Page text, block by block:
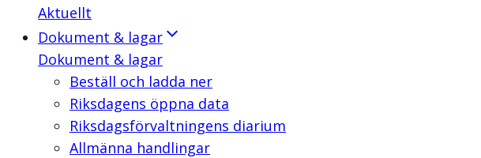
Aktuellt
Dokument & lagar
Dokument & lagar
Beställ och ladda ner
Riksdagens öppna data
Riksdagsförvaltningens diarium
Allmänna handlingar